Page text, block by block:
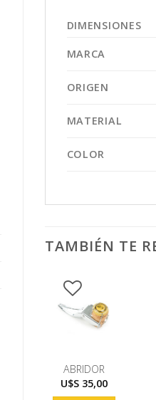
DIMENSIONES
MARCA
ORIGEN
MATERIAL
COLOR
TAMBIÉN TE
ABRIDOR
U$S 35,00